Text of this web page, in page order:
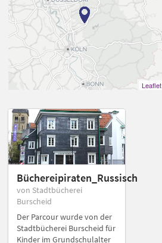
Leaflet
Büchereipiraten_Russisch
von Stadtbücherei
Burscheid
Der Parcour wurde von der
Stadtbücherei Burscheid für
Kinder im Grundschulalter